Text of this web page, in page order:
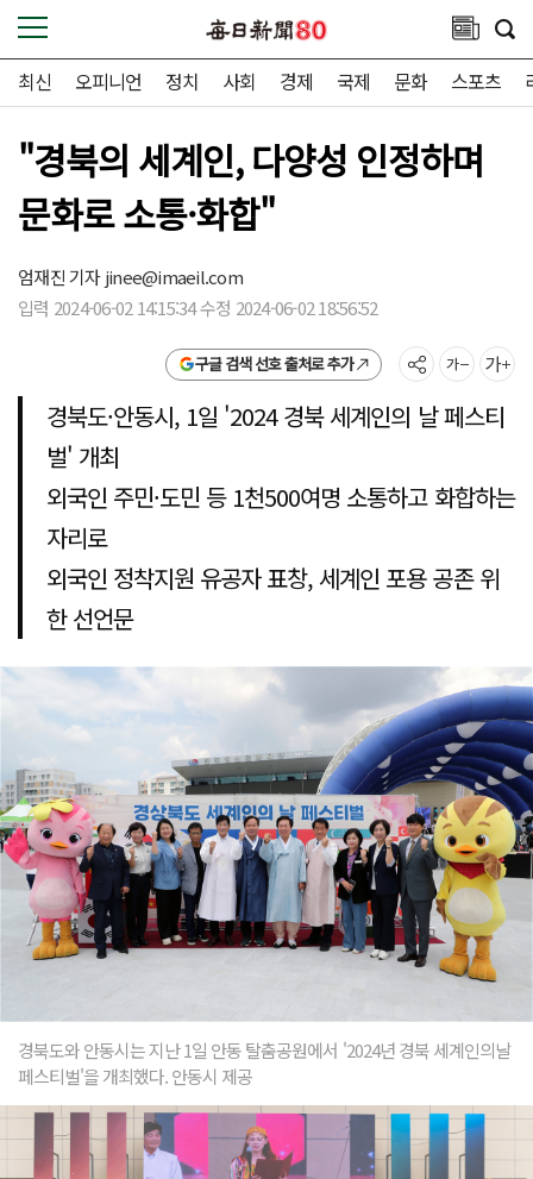
최신 오피니언 정치 사회 경제 국제 문화 스포츠
"경북의 세계인, 다양성 인정하며
문화로 소통·화합"
엄재진 기자jinee@imaeil.com
입력 2024-06-02 14:15:34 수정 2024-06-02 18:56:52
구글 검색 선호 출처로 추가
경북도·안동시, 1일 '2024 경북 세계인의 날 페스티
벌' 개최
외국인 주민·도민 등 1천500여명 소통하고 화합하는
자리로
외국인 정착지원 유공자 표창, 세계인 포용 공존 위
한 선언문
경북도와 안동시는 지난 1일 안동 탈춤공원에서 '2024년 경북 세계인의날
페스티벌'을 개최했다. 안동시 제공